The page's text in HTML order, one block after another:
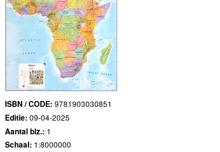
ISBN / CODE: 9781903030851
Editie: 09-04-2025
Aantal blz.: 1
Schaal: 1:8000000